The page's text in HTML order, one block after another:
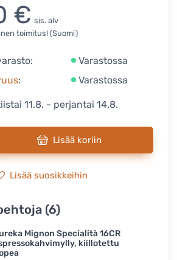
€ sis. alv
toimitus! (Suomi)
Varastossa
: Varastossa
11.8. - perjantai 14.8.
Lisää koriin
Lisää suosikkeihin
(6)
Mignon Specialità 16CR
kiillotettu